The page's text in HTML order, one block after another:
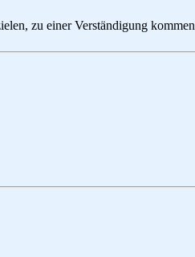
zu einer Verständigung kommen